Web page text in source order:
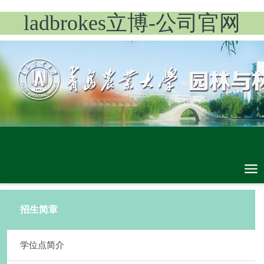
ladbrokes立博-公司官网
招生简章
学位点简介